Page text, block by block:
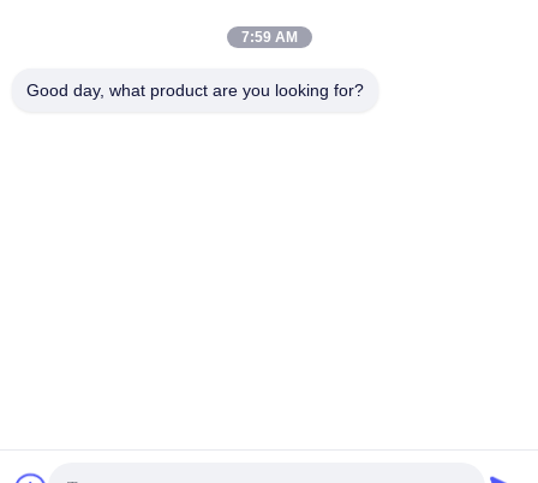
F7, gebouw 2, industrieel park Xinkai, Jinye 2e weg, high-tech
7:59 AM
Good day, what product are you looking for?